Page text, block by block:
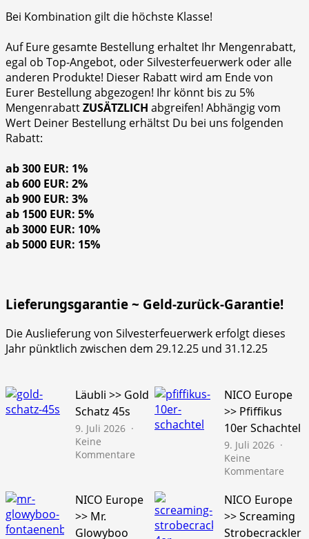
Bei Kombination gilt die höchste Klasse!
Auf Eure gesamte Bestellung erhaltet Ihr Mengenrabatt,
egal ob Top-Angebot, oder Silvesterfeuerwerk oder alle
anderen Produkte! Dieser Rabatt wird am Ende von
Eurer Bestellung abgezogen! Ihr könnt bis zu 5%
MengenrabattZUSÄTZLICH abgreifen! Abhängig vom
Wert Deiner Bestellung erhältst Du bei uns folgenden
Rabatt:
ab 300 EUR: 1%
ab 600 EUR: 2%
ab 900 EUR: 3%
ab 1500 EUR: 5%
ab 3000 EUR: 10%
ab 5000 EUR: 15%
Lieferungsgarantie ~ Geld-zurück-Garantie!
Die Auslieferung von Silvesterfeuerwerk erfolgt dieses
Jahr pünktlich zwischen dem 29.12.25 und 31.12.25
Läubli >> Gold
Schatz 45s
9. Juli 2026
Keine
Kommentare
Gold
Schatz
NICO Europe
>> Pfiffikus
10er Schachtel
9. Juli 2026
Keine
Kommentare
10er
NICO Europe
>> Mr.
Glowyboo
NICO Europe
>> Screaming
Strobecrackler